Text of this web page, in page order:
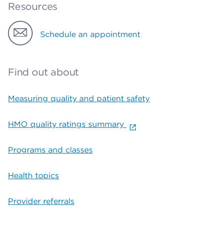
Resources
Schedule an appointment
Find out about
Measuring quality and patient safety
HMO quality ratings summary
Programs and classes
Health topics
Provider referrals